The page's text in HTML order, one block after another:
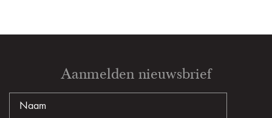
Aanmelden nieuwsbrief